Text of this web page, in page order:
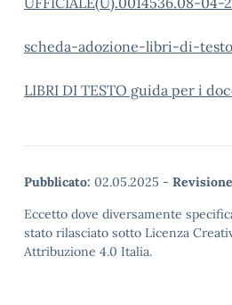
scheda-adozione-libri-di-
LIBRI DI TESTO guida per i
Pubblicato: 02.05.2025 -
Eccetto dove diversamente
stato rilasciato sotto Licenza
Attribuzione 4.0 Italia.